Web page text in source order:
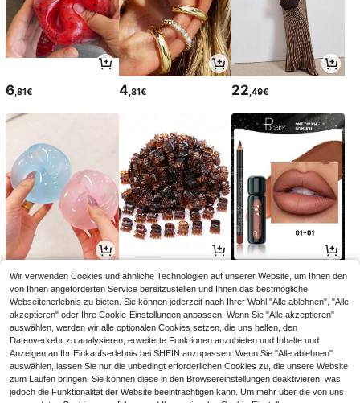
6 ,81€ 4 ,81€ 22 ,49€
2,78€ 2,68€ 5,03€
Wir verwenden Cookies und ähnliche Technologien auf unserer Website, um Ihnen den
von Ihnen angeforderten Service bereitzustellen und Ihnen das bestmögliche
Webseitenerlebnis zu bieten. Sie können jederzeit nach Ihrer Wahl "Alle ablehnen", "Alle
akzeptieren" oder Ihre Cookie-Einstellungen anpassen. Wenn Sie "Alle akzeptieren"
auswählen, werden wir alle optionalen Cookies setzen, die uns helfen, den
Datenverkehr zu analysieren, erweiterte Funktionen anzubieten und Inhalte und
Anzeigen an Ihr Einkaufserlebnis bei SHEIN anzupassen. Wenn Sie "Alle ablehnen"
auswählen, lassen Sie nur die unbedingt erforderlichen Cookies zu, die unsere Website
zum Laufen bringen. Sie können diese in den Browsereinstellungen deaktivieren, was
jedoch die Funktionalität der Website beeinträchtigen kann. Um mehr über die von uns